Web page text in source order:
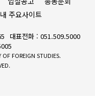
주요사이트
대표전화 : 051.509.5000
FOREIGN STUDIES.